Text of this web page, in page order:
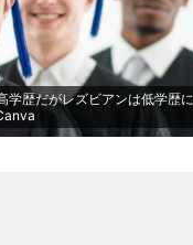
学歴だがレズビアンは低学歴